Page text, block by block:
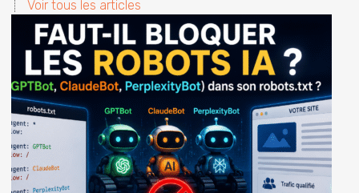
Voir tous les articles